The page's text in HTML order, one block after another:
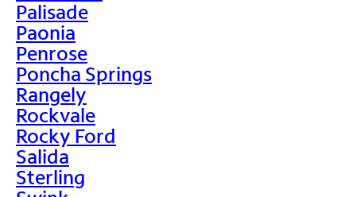
Palisade
Paonia
Penrose
Poncha Springs
Rangely
Rockvale
Rocky Ford
Salida
Sterling